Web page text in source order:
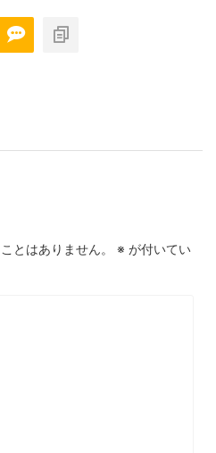
とはありません。 ※ が付いてい